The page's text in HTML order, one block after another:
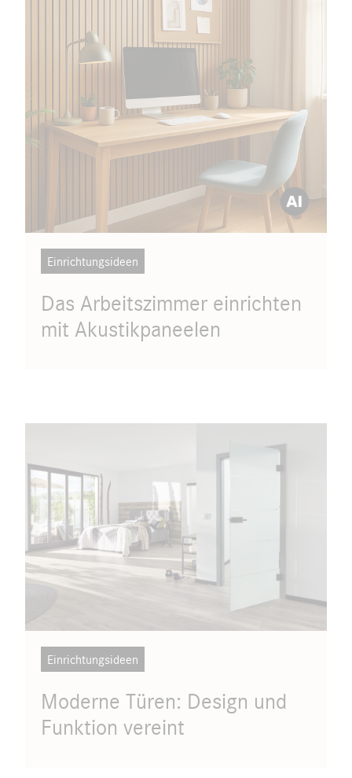
Dieses Bild wurde KI-generiert.
Einrichtungsideen
Das Arbeitszimmer einrichten
mit Akustikpaneelen
Einrichtungsideen
Moderne Türen: Design und
Funktion vereint